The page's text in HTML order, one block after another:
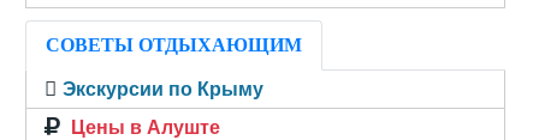
СОВЕТЫ ОТДЫХАЮЩИМ
Экскурсии по Крыму
Цены в Алуште